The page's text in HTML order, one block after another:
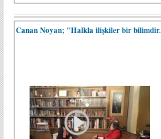
Canan Noyan; "Halkla ilişkiler bir